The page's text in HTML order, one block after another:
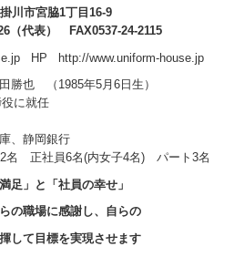
川市宮脇1丁目16-9
（代表） FAX0537-24-2115
HP http://www.uniform-house.jp
也 （1985年5月6日生）
に就任
、静岡銀行
正社員6名(内女子4名) パート3名
足」と「社員の幸せ」
の職場に感謝し、 自らの
して目標を実現させます